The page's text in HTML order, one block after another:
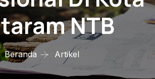
NTB
Beranda Artikel